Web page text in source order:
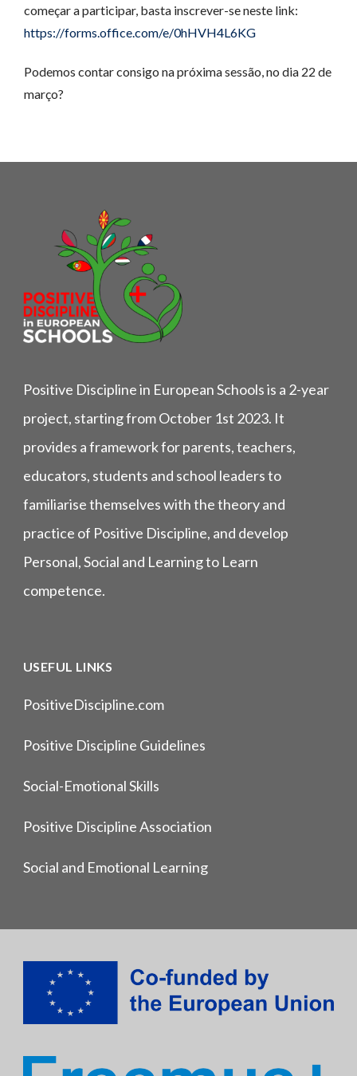
começar a participar, basta inscrever-se neste link:
https://forms.office.com/e/0hHVH4L6KG
Podemos contar consigo na próxima sessão, no dia 22 de
março?
Positive Discipline in European Schools is a 2-year
project, starting from October 1st 2023. It
provides a framework for parents, teachers,
educators, students and school leaders to
familiarise themselves with the theory and
practice of Positive Discipline, and develop
Personal, Social and Learning to Learn
competence.
USEFUL LINKS
PositiveDiscipline.com
Positive Discipline Guidelines
Social-Emotional Skills
Positive Discipline Association
Social and Emotional Learning